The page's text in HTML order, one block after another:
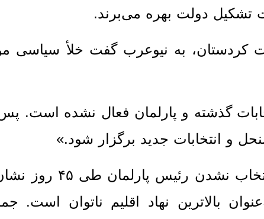
تشکیل دولت بهره می‌برند.
کردستان، به نیوعرب گفت خلأ سیاسی
گذشته و پارلمان فعال نشده است.
و انتخابات جدید برگزار شود.»
به گفته او، طبق قانون منطقه،
بالاترین نهاد اقلیم ناتوان است.